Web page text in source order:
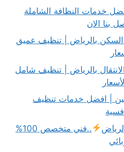
خدمات النظافة الشاملة
بالرياض | تنظيف عميق
بالرياض | تنظيف شامل
| افضل خدمات تنظيف
..فني متخصص 100%